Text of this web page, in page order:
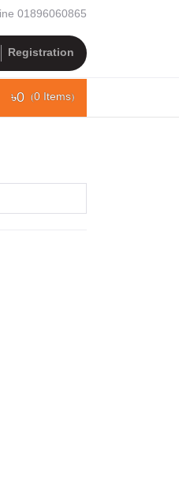
01896060865
Registration
৳0 (0 Items)